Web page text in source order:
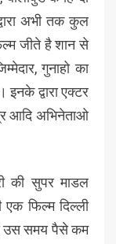
अभी तक कुल
जीते है शान से
गुनाहो का
द्वारा एक्टर
आदि अभिनेताओ
की सुपर माडल
फिल्म दिल्ली
उस समय पैसे कम